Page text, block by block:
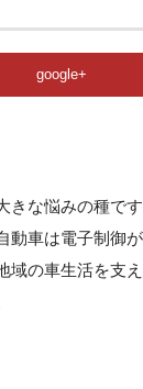
google+
な悩みの種で
車は電子制御
域の車生活を支